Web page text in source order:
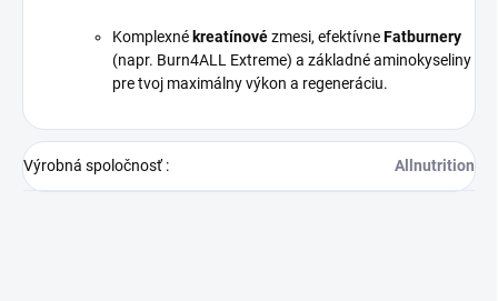
Komplexné kreatínovézmesi, efektívneFatburnery
(napr. Burn4ALL Extreme) a základné aminokyseliny
pre tvoj maximálny výkon a regeneráciu.
Výrobná spoločnosť: Allnutrition